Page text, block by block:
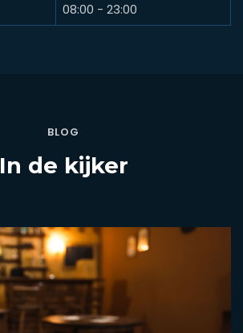
08:00 - 23:00
BLOG
In de kijker